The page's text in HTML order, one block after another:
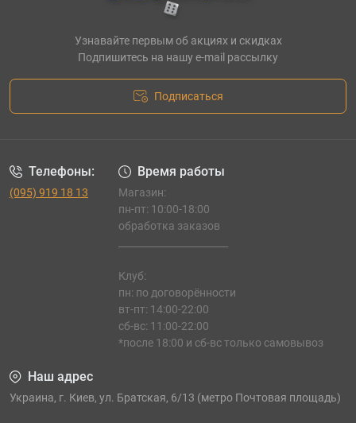
Узнавайте первым об акциях и скидках
Подпишитесь на нашу e-mail рассылку
Подписаться
Телефоны:
(095) 919 18 13
Время работы
Магазин:
пн-пт: 10:00-18:00
обработка заказов
Клуб:
пн: по договорённости
вт-пт: 14:00-22:00
сб-вс: 11:00-22:00
*после 18:00 и сб-вс только самовывоз
Наш адрес
Украина, г. Киев, ул. Братская, 6/13 (метро Почтовая площадь)